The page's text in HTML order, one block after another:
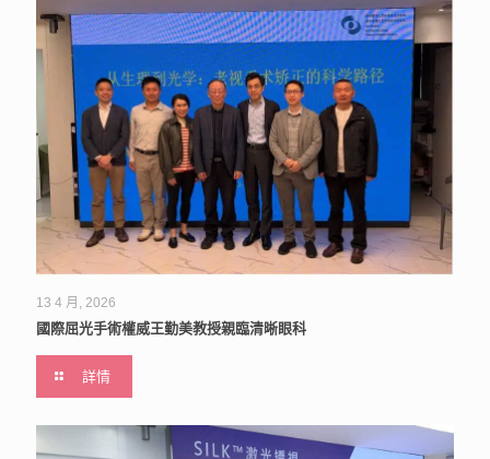
13 4 月, 2026
國際屈光手術權威王勤美教授親臨清晰眼科
詳情